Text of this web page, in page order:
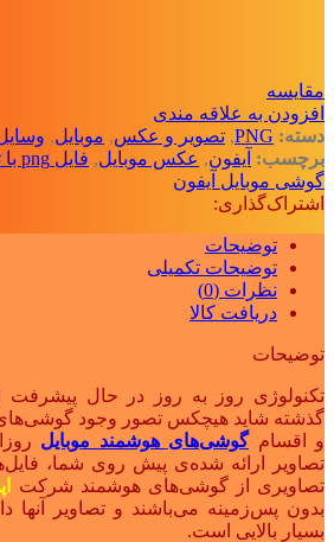
مقايسه
افزودن به علاقه مندی
دسته: PNG
, تصویر و عکس, موبایل,
برچسب: آیفون, عکس موبایل, فایل png با تصویر گوشی موبایل
گوشی موبایل آیفون
اشتراک‌گذاری:
توضیحات
توضیحات تکمیلی
نظرات (0)
دریافت کالا
توضیحات
تکنولوژی روز به روز در حال
گذشته شاید هیچکس تصور وجود گوشی‌های
و اقسامگوشی‌های هوشمند موبایل
تصاویر ارائه شده‌ی پیش روی شما،
تصاویری از گوشی‌های هوشمند شرکت
بدون پس‌زمینه می‌باشند و تصاویر آنها
بسیار بالایی است.